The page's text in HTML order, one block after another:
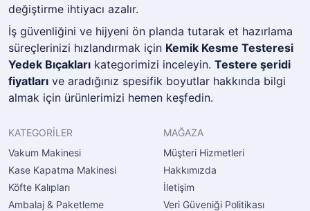
değiştirme ihtiyacı azalır.
İş güvenliğini ve hijyeni ön planda tutarak et hazırlama
süreçlerinizi hızlandırmak için Kemik Kesme Testeresi
Yedek Bıçakları kategorimizi inceleyin. Testere şeridi
fiyatları ve aradığınız spesifik boyutlar hakkında bilgi
almak için ürünlerimizi hemen keşfedin.
KATEGORİLER
Vakum Makinesi
Kase Kapatma Makinesi
Köfte Kalıpları
Ambalaj & Paketleme
MAĞAZA
Müşteri Hizmetleri
Hakkımızda
İletişim
Veri Güveniği Politikası